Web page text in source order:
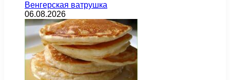
Венгерская ватрушка
06.08.2026